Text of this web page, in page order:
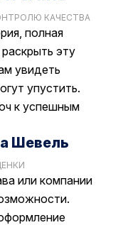
КАЧЕСТВА
полная
эту
увидеть
упустить.
к успешным
Шевель
или компании